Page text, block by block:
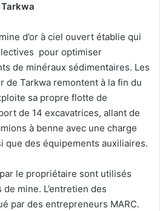
d’or à ciel ouvert établie qui
pour optimiser
de minéraux sédimentaires. Les
de Tarkwa remontent à la fin du
sa propre flotte de
de 14 excavatrices, allant de
à benne avec une charge
que des équipements auxiliaires.
le propriétaire sont utilisés
mine. L’entretien des
par des entrepreneurs MARC.